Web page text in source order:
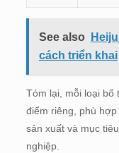
See also
cách triển khai
Tóm lại, mỗi loại
điểm riêng, phù
sản xuất và mục
nghiệp.